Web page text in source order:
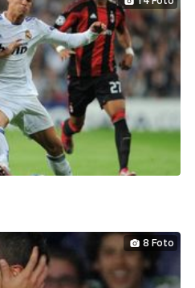
8 Foto